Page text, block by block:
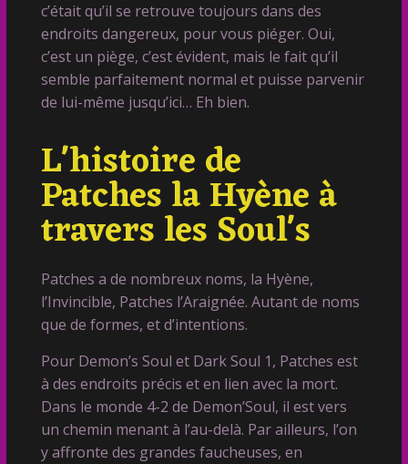
c’était qu’il se retrouve toujours dans des
endroits dangereux, pour vous piéger. Oui,
c’est un piège, c’est évident, mais le fait qu’il
semble parfaitement normal et puisse parvenir
de lui-même jusqu’ici… Eh bien.
L'histoire de
Patches la Hyène à
travers les Soul's
Patches a de nombreux noms, la Hyène,
l’Invincible, Patches l’Araignée. Autant de noms
que de formes, et d’intentions.
Pour Demon’s Soul et Dark Soul 1, Patches est
à des endroits précis et en lien avec la mort.
Dans le monde 4-2 de Demon’Soul, il est vers
un chemin menant à l’au-delà. Par ailleurs, l’on
y affronte des grandes faucheuses, en